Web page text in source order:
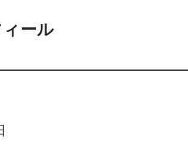
ール